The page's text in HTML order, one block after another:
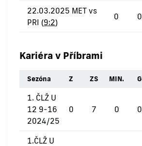
22.03.2025 MET vs
PRI (9:2)
0 0
Kariéra v Příbrami
Sezóna Z ZS MIN. G
1. ČLŽ U
12 9-16
2024/25
0 7 0 0
1.ČLŽ U